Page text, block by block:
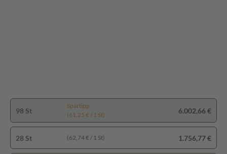
98 St
Spartipp
(61,25 € / 1 St)
6.002,66 €
28 St (62,74 € / 1 St) 1.756,77 €